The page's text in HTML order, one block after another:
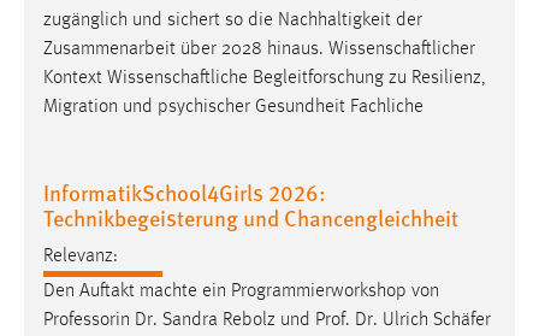
zugänglich und sichert so die Nachhaltigkeit der
Zusammenarbeit über 2028 hinaus. Wissenschaftlicher
Kontext Wissenschaftliche Begleitforschung zu Resilienz,
Migration und psychischer Gesundheit Fachliche
InformatikSchool4Girls 2026:
Technikbegeisterung und Chancengleichheit
Relevanz:
Den Auftakt machte ein Programmierworkshop von
Professorin Dr. Sandra Rebolz und Prof. Dr. Ulrich Schäfer
Zweck:
Cookie Laufzeit:
Chat
Name:
MibewSessionID, MIBEW_UserID, mibew_locale, mibew-
chat-frame-style-5e9dbeb1811c0446